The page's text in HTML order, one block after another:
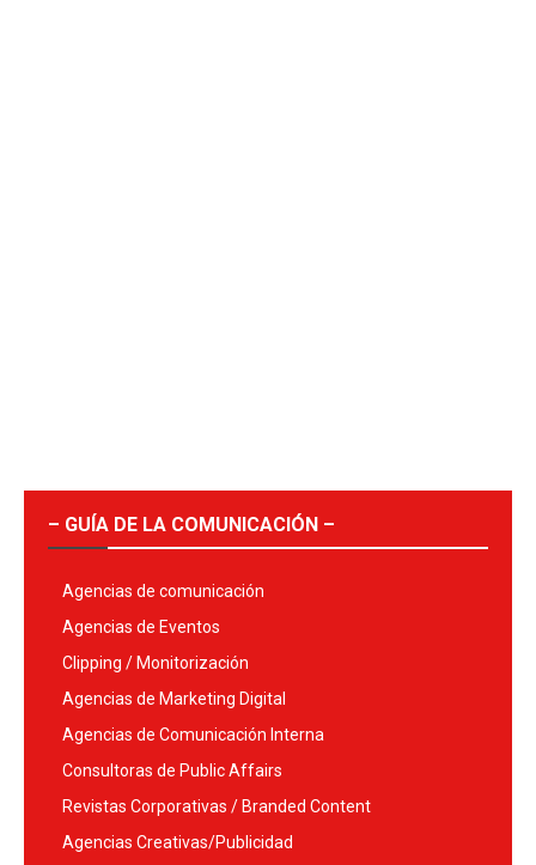
– GUÍA DE LA COMUNICACIÓN –
Agencias de comunicación
Agencias de Eventos
Clipping / Monitorización
Agencias de Marketing Digital
Agencias de Comunicación Interna
Consultoras de Public Affairs
Revistas Corporativas / Branded Content
Agencias Creativas/Publicidad